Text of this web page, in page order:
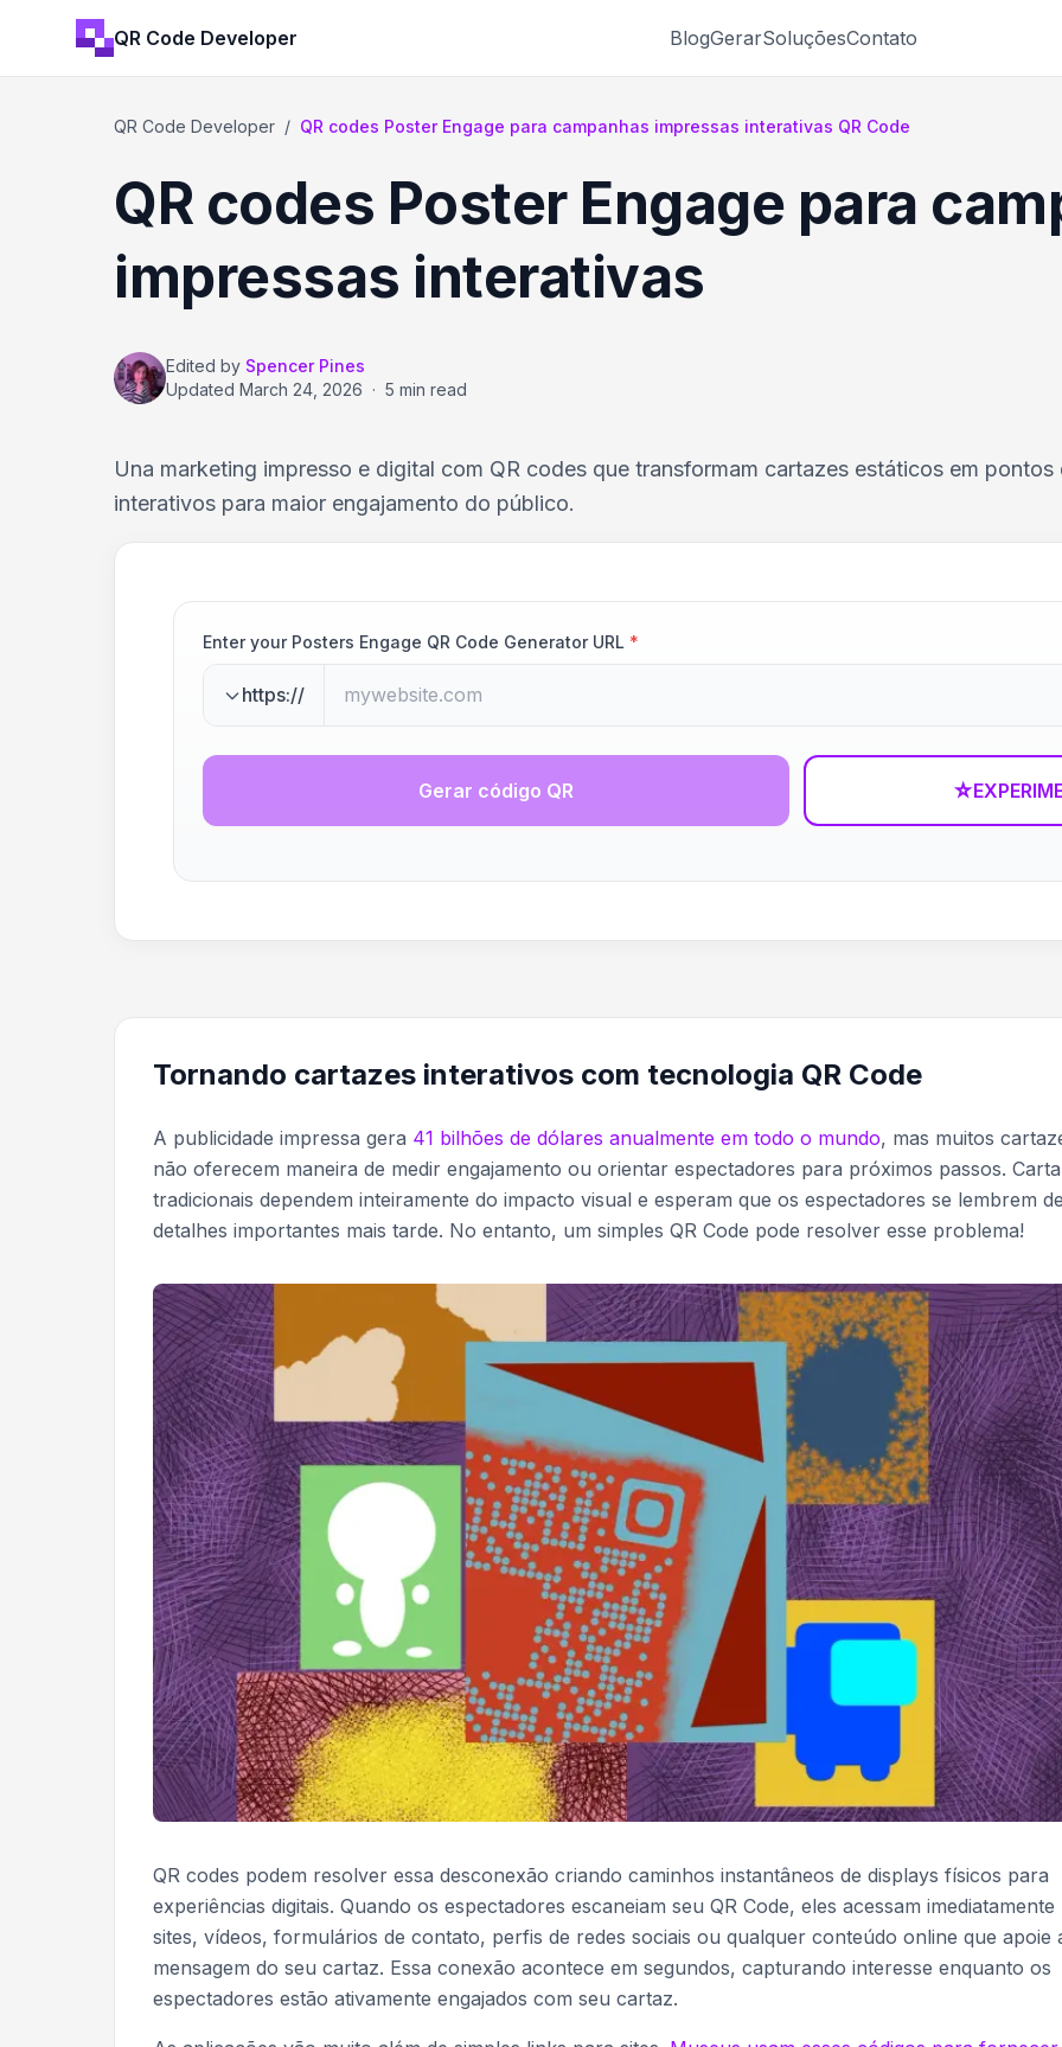
QR Code Developer BlogGerarSoluçõesContato
QR Code Developer / QR codes Poster Engage para campanhas impressas interativas QR Code
QR codes Poster Engage para
impressas interativas
Edited by Spencer Pines
Updated March 24, 2026 · 5 min read
Una marketing impresso e digital com QR codes que transformam cartazes estáticos em
interativos para maior engajamento do público.
Enter your Posters Engage QR Code Generator URL *
https://
Gerar código QR ☆
Tornando cartazes interativos com tecnologia QR Code
A publicidade impressa gera 41 bilhões de dólares anualmente em todo o mundo, mas muitos
não oferecem maneira de medir engajamento ou orientar espectadores para próximos passos.
tradicionais dependem inteiramente do impacto visual e esperam que os espectadores se lembrem de
detalhes importantes mais tarde. No entanto, um simples QR Code pode resolver esse problema!
QR codes podem resolver essa desconexão criando caminhos instantâneos de displays físicos para
experiências digitais. Quando os espectadores escaneiam seu QR Code, eles acessam imediatamente
sites, vídeos, formulários de contato, perfis de redes sociais ou qualquer conteúdo online que apoie
mensagem do seu cartaz. Essa conexão acontece em segundos, capturando interesse enquanto os
espectadores estão ativamente engajados com seu cartaz.